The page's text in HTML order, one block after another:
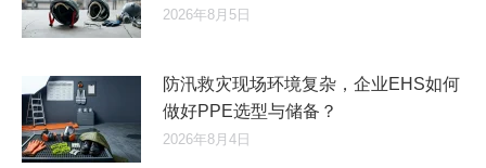
2026年8月5日
防汛救灾现场环境复杂，企业EHS如何
做好PPE选型与储备？
2026年8月4日